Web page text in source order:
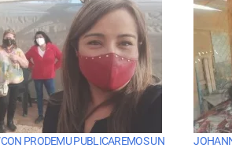
PRODEMU PUBLICAREMOS UN